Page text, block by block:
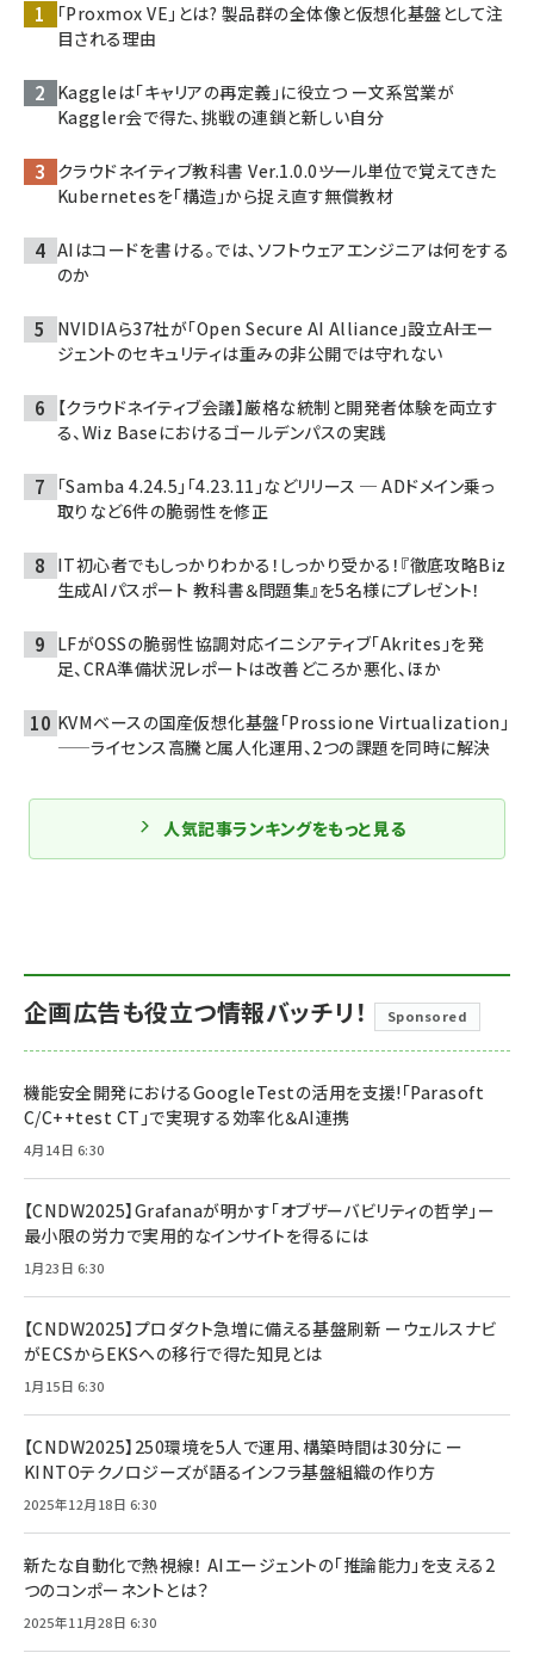
「Proxmox VE」とは? 製品群の全体像と仮想化基盤として注
目される理由
Kaggleは「キャリアの再定義」に役立つ ー文系営業が
Kaggler会で得た、挑戦の連鎖と新しい自分
クラウドネイティブ教科書 Ver.1.0.0――ツール単位で覚えてきた
Kubernetesを「構造」から捉え直す無償教材
AIはコードを書ける。では、ソフトウェアエンジニアは何をする
のか
NVIDIAら37社が「Open Secure AI Alliance」設立――AIエー
ジェントのセキュリティは重みの非公開では守れない
【クラウドネイティブ会議】厳格な統制と開発者体験を両立す
る、Wiz Baseにおけるゴールデンパスの実践
「Samba 4.24.5」「4.23.11」などリリース ─ ADドメイン乗っ
取りなど6件の脆弱性を修正
IT初心者でもしっかりわかる！しっかり受かる！『徹底攻略Biz
生成AIパスポート 教科書＆問題集』を5名様にプレゼント！
LFがOSSの脆弱性協調対応イニシアティブ「Akrites」を発
足、CRA準備状況レポートは改善どころか悪化、ほか
KVMベースの国産仮想化基盤「Prossione Virtualization」
——ライセンス高騰と属人化運用、2つの課題を同時に解決
人気記事ランキングをもっと見る
企画広告も役立つ情報バッチリ！ Sponsored
機能安全開発におけるGoogleTestの活用を支援!「Parasoft
C/C++test CT」で実現する効率化＆AI連携
4月14日 6:30
【CNDW2025】Grafanaが明かす「オブザーバビリティの哲学」ー
最小限の労力で実用的なインサイトを得るには
1月23日 6:30
【CNDW2025】プロダクト急増に備える基盤刷新 ーウェルスナビ
がECSからEKSへの移行で得た知見とは
1月15日 6:30
【CNDW2025】250環境を5人で運用、構築時間は30分に ー
KINTOテクノロジーズが語るインフラ基盤組織の作り方
2025年12月18日 6:30
新たな自動化で熱視線！ AIエージェントの「推論能力」を支える2
つのコンポーネントとは？
2025年11月28日 6:30